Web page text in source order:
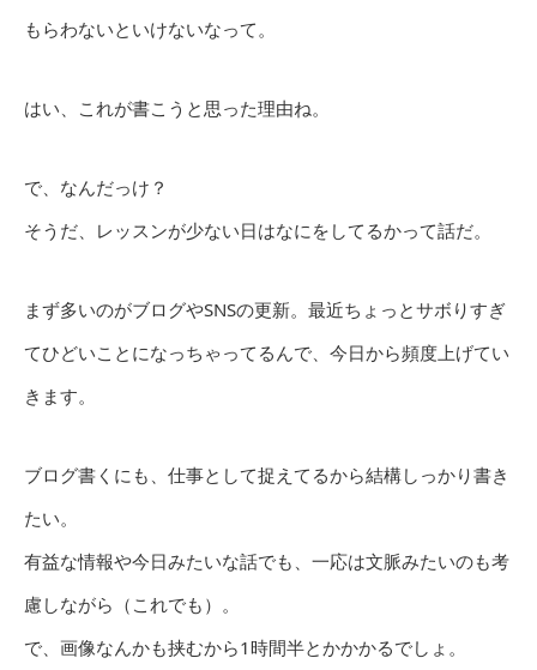
もらわないといけないなって。
はい、これが書こうと思った理由ね。
で、なんだっけ？
そうだ、レッスンが少ない日はなにをしてるかって話だ。
まず多いのがブログやSNSの更新。最近ちょっとサボりすぎ
てひどいことになっちゃってるんで、今日から頻度上げてい
きます。
ブログ書くにも、仕事として捉えてるから結構しっかり書き
たい。
有益な情報や今日みたいな話でも、一応は文脈みたいのも考
慮しながら（これでも）。
で、画像なんかも挟むから1時間半とかかかるでしょ。